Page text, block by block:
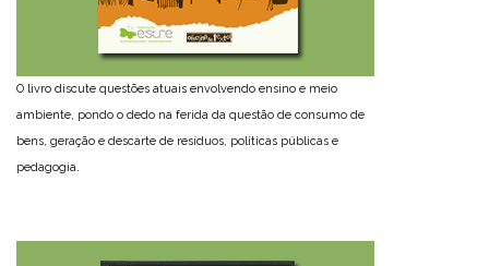
O livro discute questões atuais envolvendo ensino e meio
ambiente, pondo o dedo na ferida da questão de consumo de
bens, geração e descarte de resíduos, políticas públicas e
pedagogia.